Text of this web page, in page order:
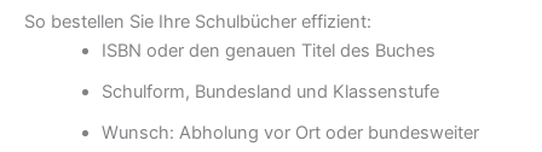
So bestellen Sie Ihre Schulbücher effizient:
ISBN oder den genauen Titel des Buches
Schulform, Bundesland und Klassenstufe
Wunsch: Abholung vor Ort oder bundesweiter